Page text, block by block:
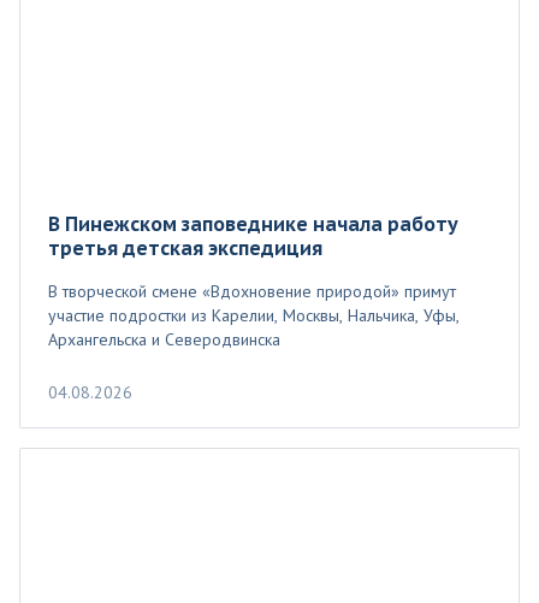
В Пинежском заповеднике начала работу
третья детская экспедиция
В творческой смене «Вдохновение природой» примут
участие подростки из Карелии, Москвы, Нальчика, Уфы,
Архангельска и Северодвинска
04.08.2026